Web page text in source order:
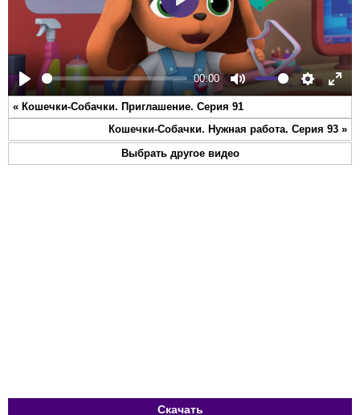
Play
00:00
Mute Settings
Play
« Кошечки-Собачки. Приглашение. Серия 91
Кошечки-Собачки. Нужная работа. Серия 93 »
Выбрать другое видео
Скачать